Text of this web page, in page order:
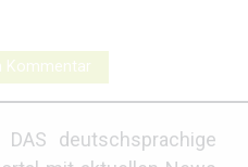
Kommentar
deutschsprachige